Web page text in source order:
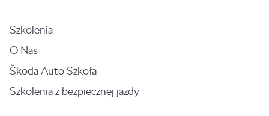
Szkolenia
O Nas
Škoda Auto Szkoła
Szkolenia z bezpiecznej jazdy